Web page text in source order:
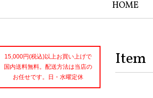
HOME
Item
15,000円(税込)以上お買い上げで
国内送料無料。配送方法は当店の
お任せです。日・水曜定休